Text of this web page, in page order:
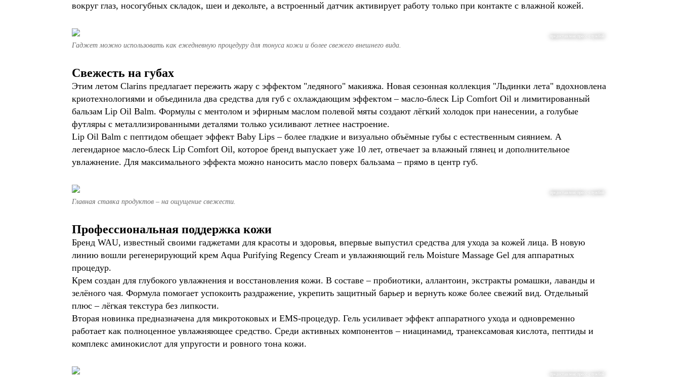
вокруг глаз, носогубных складок, шеи и декольте, а встроенный датчик активирует работу только при контакте с влажной кожей.
предоставлено пресс-службой
Гаджет можно использовать как ежедневную процедуру для тонуса кожи и более свежего внешнего вида.
Свежесть на губах
Этим летом Clarins предлагает пережить жару с эффектом "ледяного" макияжа. Новая сезонная коллекция "Льдинки лета" вдохновлена
криотехнологиями и объединила два средства для губ с охлаждающим эффектом – масло-блеск Lip Comfort Oil и лимитированный
бальзам Lip Oil Balm. Формулы с ментолом и эфирным маслом полевой мяты создают лёгкий холодок при нанесении, а голубые
футляры с металлизированными деталями только усиливают летнее настроение.
Lip Oil Balm с пептидом обещает эффект Baby Lips – более гладкие и визуально объёмные губы с естественным сиянием. А
легендарное масло-блеск Lip Comfort Oil, которое бренд выпускает уже 10 лет, отвечает за влажный глянец и дополнительное
увлажнение. Для максимального эффекта можно наносить масло поверх бальзама – прямо в центр губ.
предоставлено пресс-службой
Главная ставка продуктов – на ощущение свежести.
Профессиональная поддержка кожи
Бренд WAU, известный своими гаджетами для красоты и здоровья, впервые выпустил средства для ухода за кожей лица. В новую
линию вошли регенерирующий крем Aqua Purifying Regency Cream и увлажняющий гель Moisture Massage Gel для аппаратных
процедур.
Крем создан для глубокого увлажнения и восстановления кожи. В составе – пробиотики, аллантоин, экстракты ромашки, лаванды и
зелёного чая. Формула помогает успокоить раздражение, укрепить защитный барьер и вернуть коже более свежий вид. Отдельный
плюс – лёгкая текстура без липкости.
Вторая новинка предназначена для микротоковых и EMS-процедур. Гель усиливает эффект аппаратного ухода и одновременно
работает как полноценное увлажняющее средство. Среди активных компонентов – ниацинамид, транексамовая кислота, пептиды и
комплекс аминокислот для упругости и ровного тона кожи.
предоставлено пресс-службой